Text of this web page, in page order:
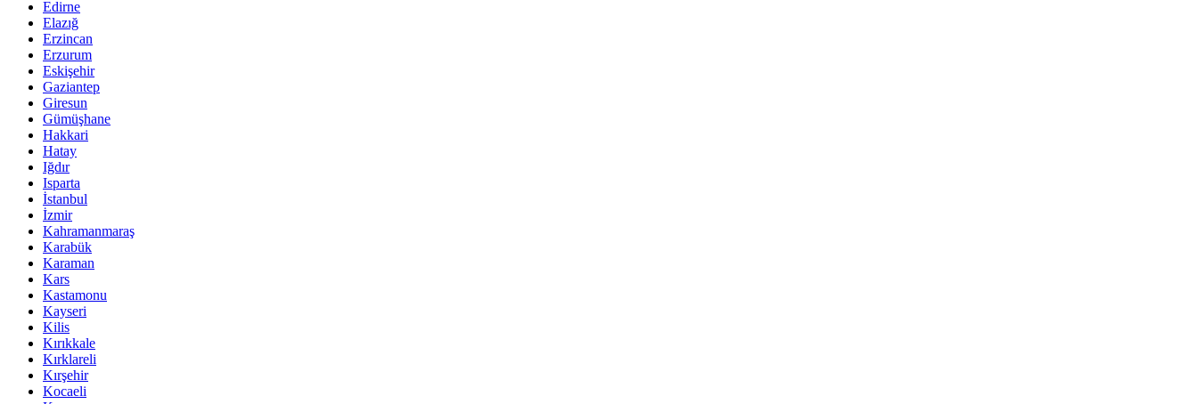
Edirne
Elazığ
Erzincan
Erzurum
Eskişehir
Gaziantep
Giresun
Gümüşhane
Hakkari
Hatay
Iğdır
Isparta
İstanbul
İzmir
Kahramanmaraş
Karabük
Karaman
Kars
Kastamonu
Kayseri
Kilis
Kırıkkale
Kırklareli
Kırşehir
Kocaeli